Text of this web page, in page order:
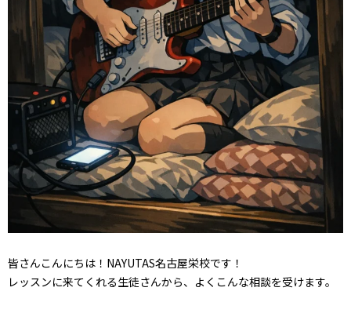
皆さんこんにちは！NAYUTAS名古屋栄校です！
レッスンに来てくれる生徒さんから、よくこんな相談を受けます。